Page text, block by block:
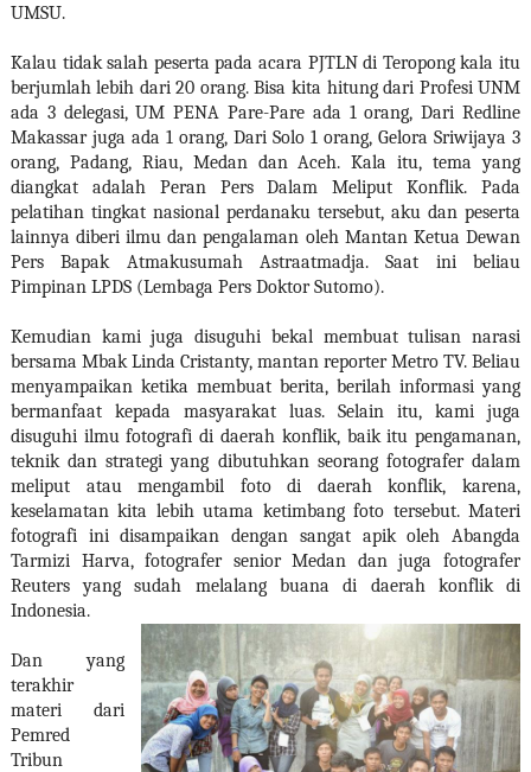
UMSU.
Kalau tidak salah peserta pada acara PJTLN di Teropong kala itu
berjumlah lebih dari 20 orang. Bisa kita hitung dari Profesi UNM
ada 3 delegasi, UM PENA Pare-Pare ada 1 orang, Dari Redline
Makassar juga ada 1 orang, Dari Solo 1 orang, Gelora Sriwijaya 3
orang, Padang, Riau, Medan dan Aceh. Kala itu, tema yang
diangkat adalah Peran Pers Dalam Meliput Konflik. Pada
pelatihan tingkat nasional perdanaku tersebut, aku dan peserta
lainnya diberi ilmu dan pengalaman oleh Mantan Ketua Dewan
Pers Bapak Atmakusumah Astraatmadja. Saat ini beliau
Pimpinan LPDS (Lembaga Pers Doktor Sutomo).
Kemudian kami juga disuguhi bekal membuat tulisan narasi
bersama Mbak Linda Cristanty, mantan reporter Metro TV. Beliau
menyampaikan ketika membuat berita, berilah informasi yang
bermanfaat kepada masyarakat luas. Selain itu, kami juga
disuguhi ilmu fotografi di daerah konflik, baik itu pengamanan,
teknik dan strategi yang dibutuhkan seorang fotografer dalam
meliput atau mengambil foto di daerah konflik, karena,
keselamatan kita lebih utama ketimbang foto tersebut. Materi
fotografi ini disampaikan dengan sangat apik oleh Abangda
Tarmizi Harva, fotografer senior Medan dan juga fotografer
Reuters yang sudah melalang buana di daerah konflik di
Indonesia.
Dan yang
terakhir
materi dari
Pemred
Tribun